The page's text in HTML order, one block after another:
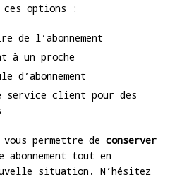
ces options :
de l’abonnement
à un proche
d’abonnement
service client pour des
permettre de conserver
abonnement tout en
situation. N’hésitez